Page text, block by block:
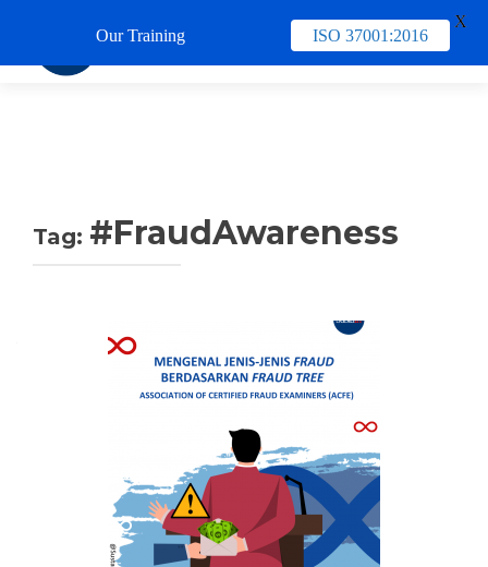
Tag: #FraudAwareness
Our Training ISO 37001:2016
X